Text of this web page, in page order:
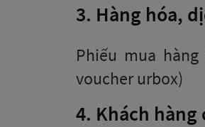
3. Hàng hóa,
Phiếu mua
voucher urbox)
4. Khách